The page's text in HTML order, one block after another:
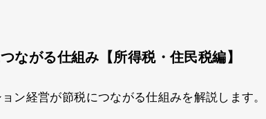
ながる仕組み【所得税・住民税編】
ン経営が節税につながる仕組みを解説します。